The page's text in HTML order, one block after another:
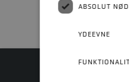
ABSOLUT
YDEEVNE